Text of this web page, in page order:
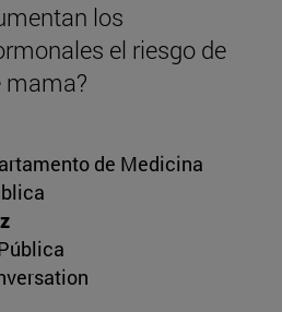
los
el riesgo de
mama?
de Medicina